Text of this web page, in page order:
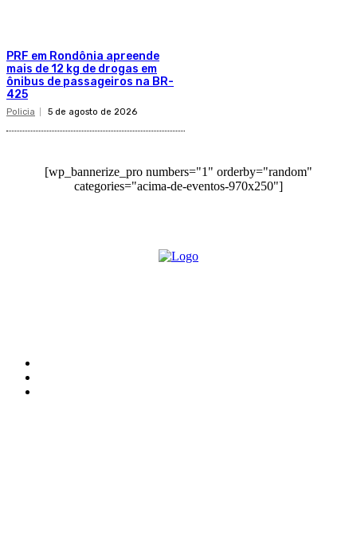
PRF em Rondônia apreende
mais de 12 kg de drogas em
ônibus de passageiros na BR-
425
Policia 5 de agosto de 2026
[wp_bannerize_pro numbers="1" orderby="random"
categories="acima-de-eventos-970x250"]